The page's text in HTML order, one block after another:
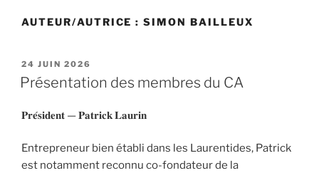
AUTEUR/AUTRICE :SIMON BAILLEUX
PUBLIÉ
LE
24 JUIN 2026
Présentation des membres du CA
𝐏𝐫𝐞́𝐬𝐢𝐝𝐞𝐧𝐭 — 𝐏𝐚𝐭𝐫𝐢𝐜𝐤 𝐋𝐚𝐮𝐫𝐢𝐧
Entrepreneur bien établi dans les Laurentides, Patrick
est notamment reconnu co-fondateur de la